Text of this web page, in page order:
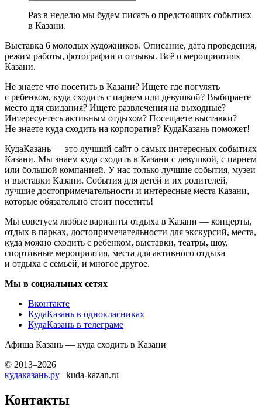
Раз в неделю мы будем писать о предстоящих событиях
в Казани.
Выставка 6 молодых художников. Описание, дата проведения,
режим работы, фотографии и отзывы. Всё о мероприятиях
Казани.
Не знаете что посетить в Казани? Ищете где погулять
с ребенком, куда сходить с парнем или девушкой? Выбираете
место для свидания? Ищете развлечения на выходные?
Интересуетесь активным отдыхом? Посещаете выставки?
Не знаете куда сходить на корпоратив? КудаКазань поможет!
КудаКазань — это лучший сайт о самых интересных событиях
Казани. Мы знаем куда сходить в Казани с девушкой, с парнем
или большой компанией. У нас только лучшие события, музеи
и выставки Казани. События для детей и их родителей,
лучшие достопримечательности и интересные места Казани,
которые обязательно стоит посетить!
Мы советуем любые варианты отдыха в Казани — концерты,
отдых в парках, достопримечательности для экскурсий, места,
куда можно сходить с ребенком, выставки, театры, шоу,
спортивные мероприятия, места для активного отдыха
и отдыха с семьей, и многое другое.
Мы в социальных сетях
Вконтакте
КудаКазань в однокласниках
КудаКазань в телеграме
Афиша Казань — куда сходить в Казани
© 2013–2026
кудаказань.ру | kuda-kazan.ru
Контакты